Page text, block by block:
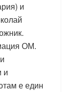
и
ОМ.
и
е един